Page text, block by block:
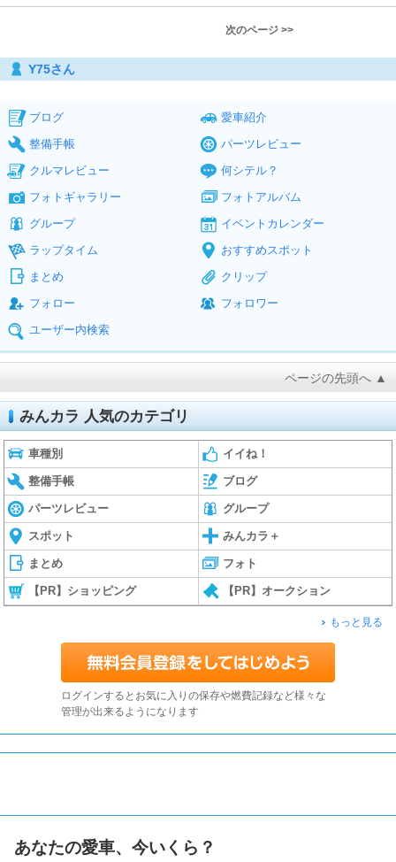
次のページ >>
Y75さん
ブログ
愛車紹介
整備手帳
パーツレビュー
クルマレビュー
何シテル？
フォトギャラリー
フォトアルバム
グループ
イベントカレンダー
ラップタイム
おすすめスポット
まとめ
クリップ
フォロー
フォロワー
ユーザー内検索
ページの先頭へ ▲
みんカラ 人気のカテゴリ
車種別 イイね！
整備手帳 ブログ
パーツレビュー グループ
スポット みんカラ＋
まとめ フォト
【PR】ショッピング 【PR】オークション
もっと見る
ログインするとお気に入りの保存や燃費記録など様々な
管理が出来るようになります
あなたの愛車、今いくら？